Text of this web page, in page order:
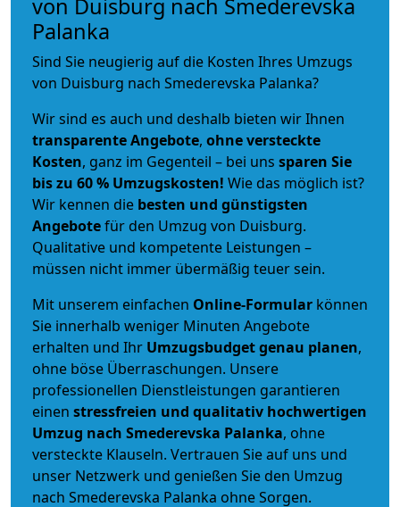
von Duisburg nach Smederevska
Palanka
Sind Sie neugierig auf die Kosten Ihres Umzugs
von Duisburg nach Smederevska Palanka?
Wir sind es auch und deshalb bieten wir Ihnen
transparente Angebote, ohne versteckte
Kosten, ganz im Gegenteil – bei uns sparen Sie
bis zu 60 % Umzugskosten! Wie das möglich ist?
Wir kennen die besten und günstigsten
Angebotefür den Umzug von Duisburg.
Qualitative und kompetente Leistungen –
müssen nicht immer übermäßig teuer sein.
Mit unserem einfachen Online-Formular können
Sie innerhalb weniger Minuten Angebote
erhalten und Ihr Umzugsbudgetgenau planen,
ohne böse Überraschungen. Unsere
professionellen Dienstleistungen garantieren
einen stressfreien und qualitativ hochwertigen
Umzug nach Smederevska Palanka, ohne
versteckte Klauseln. Vertrauen Sie auf uns und
unser Netzwerk und genießen Sie den Umzug
nach Smederevska Palanka ohne Sorgen.